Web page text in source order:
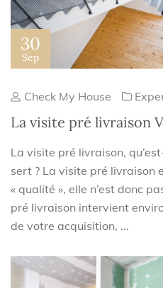
30
Sep
Check My House
La visite pré livraison
La visite pré livraison,
sert ? La visite pré livraison
« qualité », elle n’est donc
pré livraison intervient
de votre acquisition, ...